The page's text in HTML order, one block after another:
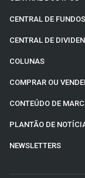
CENTRAL DE
CENTRAL DE
COLUNAS
COMPRAR OU
CONTEÚDO DE
PLANTÃO DE
NEWSLETTERS